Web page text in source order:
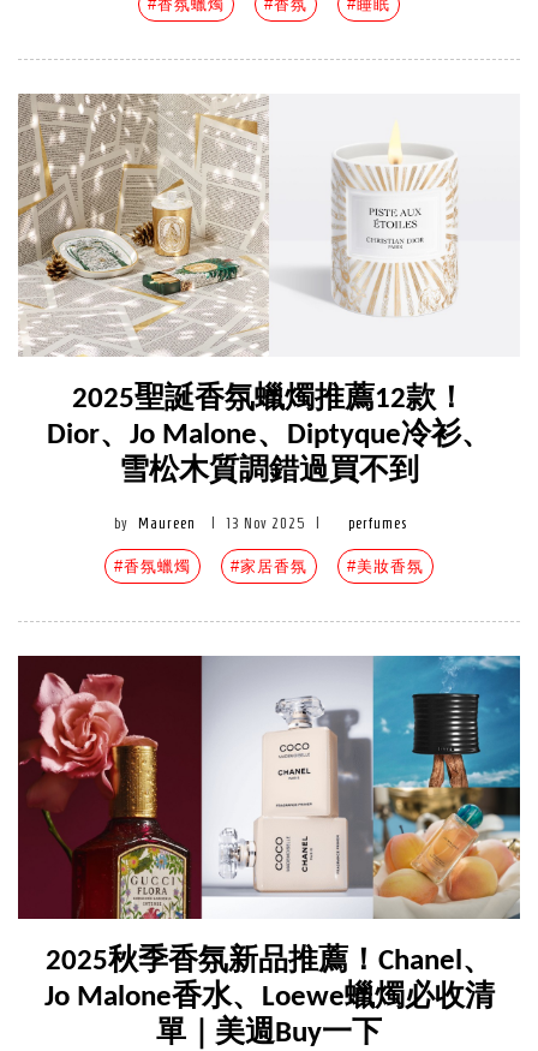
#香氛蠟燭 #香氛 #睡眠
2025聖誕香氛蠟燭推薦12款！
Dior、Jo Malone、Diptyque冷衫、
雪松木質調錯過買不到
by Maureen 13 Nov 2025 perfumes
#香氛蠟燭 #家居香氛 #美妝香氛
2025秋季香氛新品推薦！Chanel、
Jo Malone香水、Loewe蠟燭必收清
單｜美週Buy一下